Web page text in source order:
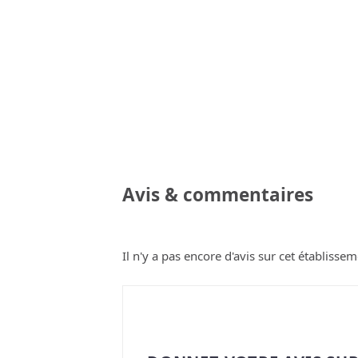
Avis & commentaires
Il n'y a pas encore d'avis sur cet